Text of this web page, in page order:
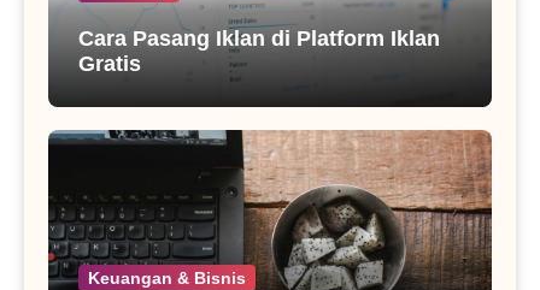
Cara Pasang Iklan di Platform Iklan
Gratis
Keuangan & Bisnis